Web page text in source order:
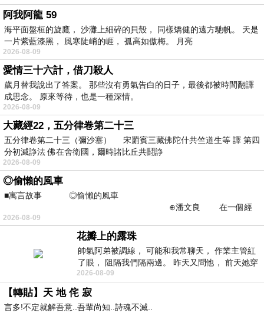
阿我阿龍 59
海平面盤桓的旋鷹， 沙灘上細碎的貝殼， 同樣矯健的遠方馳帆。 天是
一片紫藍漆黑， 風寒陡峭的崕， 孤高如傲梅。 月亮
2026-08-09
愛情三十六計，借刀殺人
歲月替我說出了答案。 那些沒有勇氣告白的日子，最後都被時間翻譯
成思念。 原來等待，也是一種深情。
2026-08-09
大藏經22，五分律卷第二十三
五分律卷第二十三（彌沙塞） 宋罽賓三藏佛陀什共竺道生等 譯 第四
分初滅諍法 佛在舍衛國，爾時諸比丘共鬪諍
2026-08-09
◎偷懶的風車
■寓言故事 ◎偷懶的風車
⊕潘文良 在一個經
常颳風的山丘上—&m
2026-08-09
花瓣上的露珠
帥氣阿弟被調線， 可能和我常聊天， 作業主管紅
了眼， 阻隔我們隔兩邊。 昨天又問他， 前天她穿
什麼顏色衣服， 不經
2026-08-09
【轉貼】天 地 侘 寂
言多!不定就解吾意..吾輩尚知..詩魂不滅..